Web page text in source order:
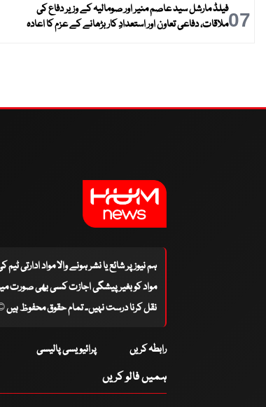
07فیلڈ مارشل سید عاصم منیر اور صومالیہ کے وزیر دفاع کی
ملاقات، دفاعی تعاون اور استعدادِ کار بڑھانے کے عزم کا اعادہ
ہم نیوز پر شائع یا نشر ہونے والا مواد ادارتی
مواد کو بغیر پیشگی اجازت کسی بھی صورت
نقل کرنا درست نہیں۔ تمام حقوق محفوظ ہیں ©
رابطہ کریں پرائیویسی پالیسی
ہمیں فالو کریں